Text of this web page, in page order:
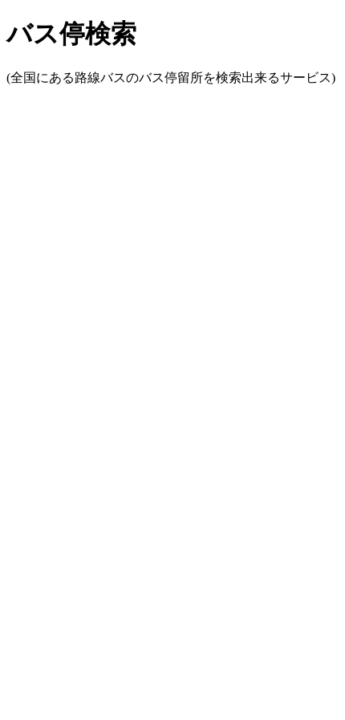
バス停検索
(全国にある路線バスのバス停留所を検索出来るサービス)